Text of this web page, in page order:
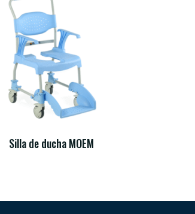
Silla de ducha MOEM